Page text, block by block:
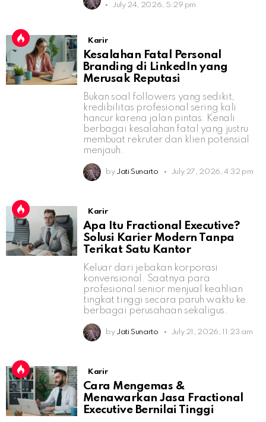
July 24, 2026, 5:29 pm
Karir
Kesalahan Fatal Personal
Branding di LinkedIn yang
Merusak Reputasi
Bukan soal followers yang sedikit,
kredibilitas profesional sering kali
hancur karena jalan pintas. Kenali
berbagai kesalahan fatal yang justru
membuat rekruter dan klien potensial
menjauh.
by Jati Sunarto July 27, 2026, 4:32 pm
Karir
Apa Itu Fractional Executive?
Solusi Karier Modern Tanpa
Terikat Satu Kantor
Keluar dari jebakan korporasi
konvensional. Saatnya para
profesional senior menjual keahlian
tingkat tinggi secara paruh waktu ke
berbagai perusahaan sekaligus.
by Jati Sunarto July 21, 2026, 11:23 am
Karir
Cara Mengemas &
Menawarkan Jasa Fractional
Executive Bernilai Tinggi